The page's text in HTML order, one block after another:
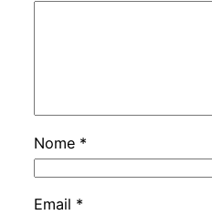
Nome *
Email *